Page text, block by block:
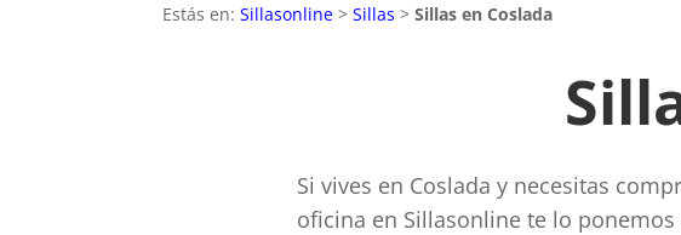
Estás en:Sillasonline >Sillas >Sillas en Coslada
Si vives en Coslada y necesitas
oficina en Sillasonline te lo